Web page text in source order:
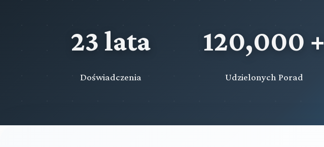
23 lata
Doświadczenia
120,000 +
Udzielonych Porad